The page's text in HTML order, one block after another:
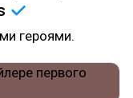
героями.